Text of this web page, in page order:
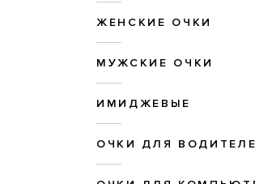
ЖЕНСКИЕ ОЧКИ
МУЖСКИЕ ОЧКИ
ИМИДЖЕВЫЕ
ОЧКИ ДЛЯ